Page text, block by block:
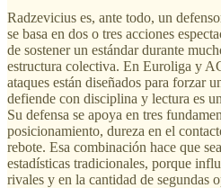
Radzevicius es, ante todo, un
se basa en dos o tres acciones
de sostener un estándar durante
estructura colectiva. En Euroliga y
ataques están diseñados para forzar
defiende con disciplina y lectura es
Su defensa se apoya en tres
posicionamiento, dureza en el
rebote. Esa combinación hace que
estadísticas tradicionales, porque
rivales y en la cantidad de segundas